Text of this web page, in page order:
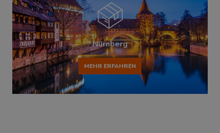
Nürnberg
MEHR ERFAHREN